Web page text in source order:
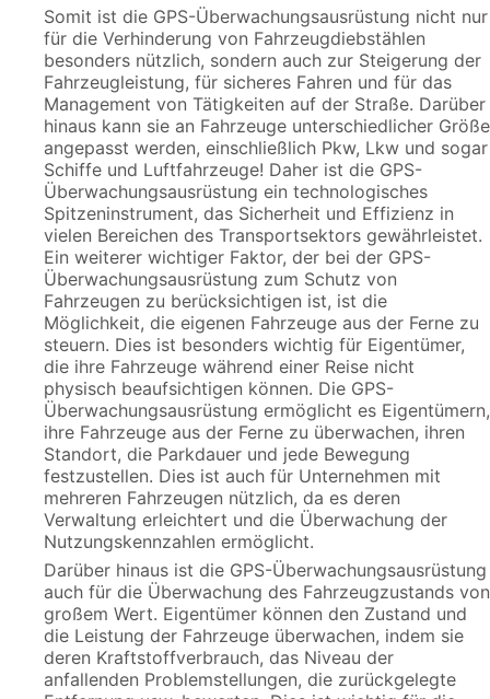
Somit ist die GPS-Überwachungsausrüstung nicht nur
für die Verhinderung von Fahrzeugdiebstählen
besonders nützlich, sondern auch zur Steigerung der
Fahrzeugleistung, für sicheres Fahren und für das
Management von Tätigkeiten auf der Straße. Darüber
hinaus kann sie an Fahrzeuge unterschiedlicher Größe
angepasst werden, einschließlich Pkw, Lkw und sogar
Schiffe und Luftfahrzeuge! Daher ist die GPS-
Überwachungsausrüstung ein technologisches
Spitzeninstrument, das Sicherheit und Effizienz in
vielen Bereichen des Transportsektors gewährleistet.
Ein weiterer wichtiger Faktor, der bei der GPS-
Überwachungsausrüstung zum Schutz von
Fahrzeugen zu berücksichtigen ist, ist die
Möglichkeit, die eigenen Fahrzeuge aus der Ferne zu
steuern. Dies ist besonders wichtig für Eigentümer,
die ihre Fahrzeuge während einer Reise nicht
physisch beaufsichtigen können. Die GPS-
Überwachungsausrüstung ermöglicht es Eigentümern,
ihre Fahrzeuge aus der Ferne zu überwachen, ihren
Standort, die Parkdauer und jede Bewegung
festzustellen. Dies ist auch für Unternehmen mit
mehreren Fahrzeugen nützlich, da es deren
Verwaltung erleichtert und die Überwachung der
Nutzungskennzahlen ermöglicht.
Darüber hinaus ist die GPS-Überwachungsausrüstung
auch für die Überwachung des Fahrzeugzustands von
großem Wert. Eigentümer können den Zustand und
die Leistung der Fahrzeuge überwachen, indem sie
deren Kraftstoffverbrauch, das Niveau der
anfallenden Problemstellungen, die zurückgelegte